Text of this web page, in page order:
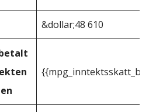
&dollar;48 610